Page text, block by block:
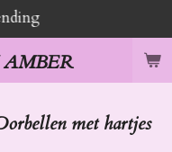
met hartjes